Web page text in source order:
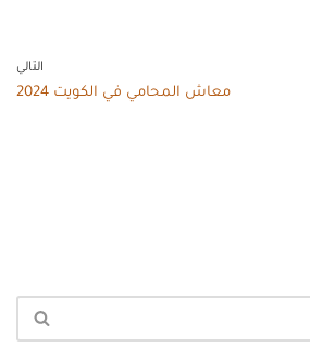
التالي
معاش المحامي في الكويت 2024